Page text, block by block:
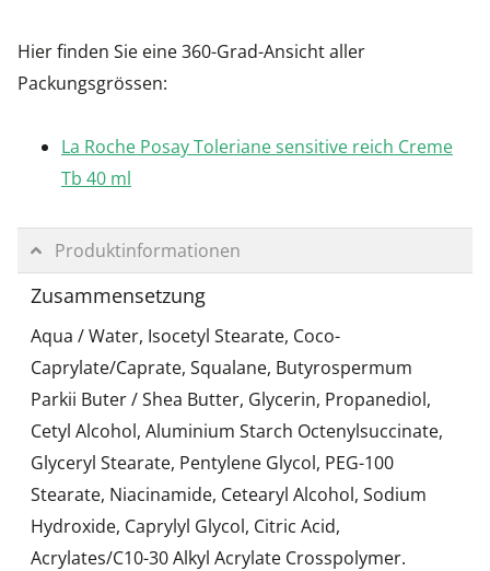
Hier finden Sie eine 360-Grad-Ansicht aller
Packungsgrössen:
La Roche Posay Toleriane sensitive reich Creme
Tb 40 ml
Produktinformationen
Zusammensetzung
Aqua / Water, Isocetyl Stearate, Coco-
Caprylate/Caprate, Squalane, Butyrospermum
Parkii Buter / Shea Butter, Glycerin, Propanediol,
Cetyl Alcohol, Aluminium Starch Octenylsuccinate,
Glyceryl Stearate, Pentylene Glycol, PEG-100
Stearate, Niacinamide, Cetearyl Alcohol, Sodium
Hydroxide, Caprylyl Glycol, Citric Acid,
Acrylates/C10-30 Alkyl Acrylate Crosspolymer.